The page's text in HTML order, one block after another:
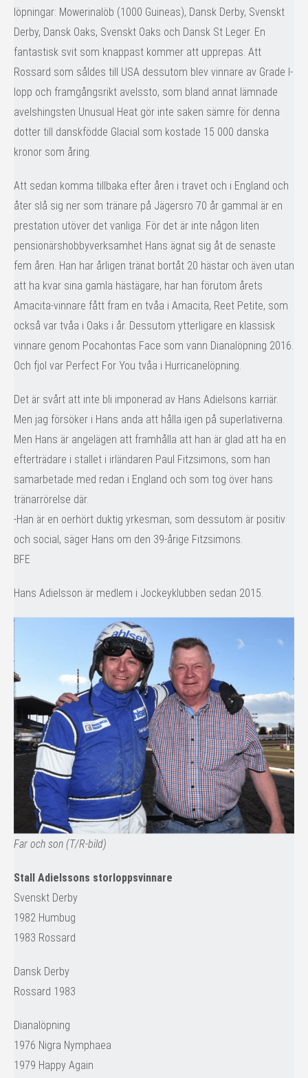
löpningar: Mowerinalöb (1000 Guineas), Dansk Derby, Svenskt
Derby, Dansk Oaks, Svenskt Oaks och Dansk St Leger. En
fantastisk svit som knappast kommer att upprepas. Att
Rossard som såldes till USA dessutom blev vinnare av Grade I-
lopp och framgångsrikt avelssto, som bland annat lämnade
avelshingsten Unusual Heat gör inte saken sämre för denna
dotter till danskfödde Glacial som kostade 15 000 danska
kronor som åring.
Att sedan komma tillbaka efter åren i travet och i England och
åter slå sig ner som tränare på Jägersro 70 år gammal är en
prestation utöver det vanliga. För det är inte någon liten
pensionärshobbyverksamhet Hans ägnat sig åt de senaste
fem åren. Han har årligen tränat bortåt 20 hästar och även utan
att ha kvar sina gamla hästägare, har han förutom årets
Amacita-vinnare fått fram en tvåa i Amacita, Reet Petite, som
också var tvåa i Oaks i år. Dessutom ytterligare en klassisk
vinnare genom Pocahontas Face som vann Dianalöpning 2016.
Och fjol var Perfect For You tvåa i Hurricanelöpning.
Det är svårt att inte bli imponerad av Hans Adielsons karriär.
Men jag försöker i Hans anda att hålla igen på superlativerna.
Men Hans är angelägen att framhålla att han är glad att ha en
efterträdare i stallet i irländaren Paul Fitzsimons, som han
samarbetade med redan i England och som tog över hans
tränarrörelse där.
-Han är en oerhört duktig yrkesman, som dessutom är positiv
och social, säger Hans om den 39-årige Fitzsimons.
BFE
Hans Adielsson är medlem i Jockeyklubben sedan 2015.
Far och son (T/R-bild)
Stall Adielssons storloppsvinnare
Svenskt Derby
1982 Humbug
1983 Rossard
Dansk Derby
Rossard 1983
Dianalöpning
1976 Nigra Nymphaea
1979 Happy Again